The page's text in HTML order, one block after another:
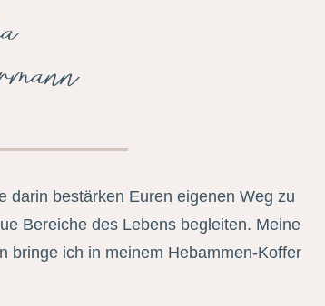
darin bestärken Euren eigenen Weg zu
Bereiche des Lebens begleiten. Meine
bringe ich in meinem Hebammen-Koffer